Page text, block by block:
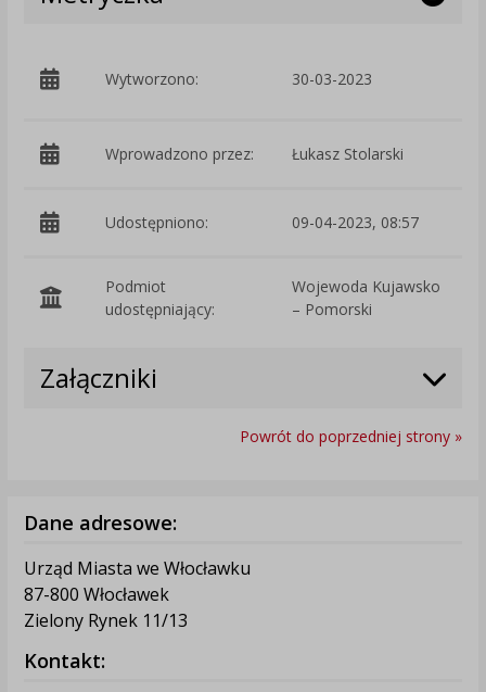
Wytworzono: 30-03-2023
Wprowadzono przez: Łukasz Stolarski
Udostępniono: 09-04-2023, 08:57
Podmiot
udostępniający:
Wojewoda Kujawsko
– Pomorski
Załączniki
Powrót do poprzedniej strony »
Dane adresowe:
Urząd Miasta we Włocławku
87-800 Włocławek
Zielony Rynek 11/13
Kontakt: